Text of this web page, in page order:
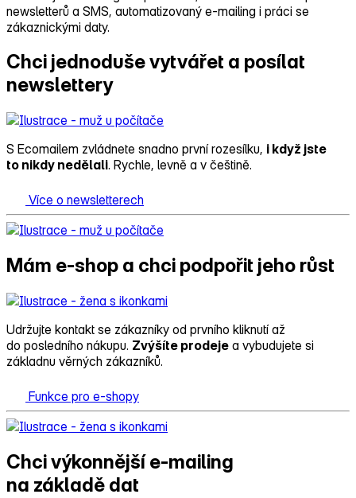
newsletterů a SMS, automatizovaný e‑mailing i práci se
zákaznickými daty.
Chci jednoduše vytvářet a posílat
newslettery
S Ecomailem zvládnete snadno první rozesílku, i když jste
to nikdy nedělali. Rychle, levně a v češtině.
Více o newsletterech
Mám e‑shop a chci podpořit jeho růst
Udržujte kontakt se zákazníky od prvního kliknutí až
do posledního nákupu. Zvýšíte prodeje a vybudujete si
základnu věrných zákazníků.
Funkce pro e-shopy
Chci výkonnější e‑mailing
na základě dat